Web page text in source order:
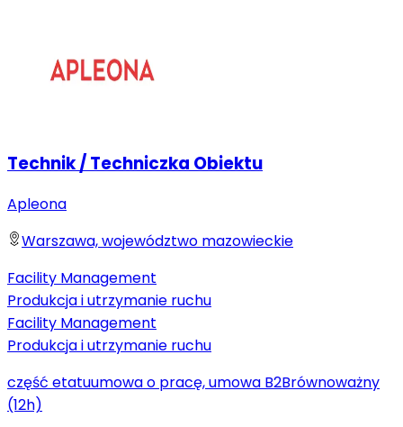
Technik / Techniczka Obiektu
Apleona
Warszawa, województwo mazowieckie
Facility Management
Produkcja i utrzymanie ruchu
Facility Management
Produkcja i utrzymanie ruchu
część etatuumowa o pracę, umowa B2Brównoważny
(12h)